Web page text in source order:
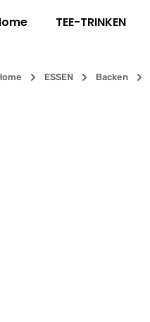
springen
TEE-TRINKEN
ESSEN Backen